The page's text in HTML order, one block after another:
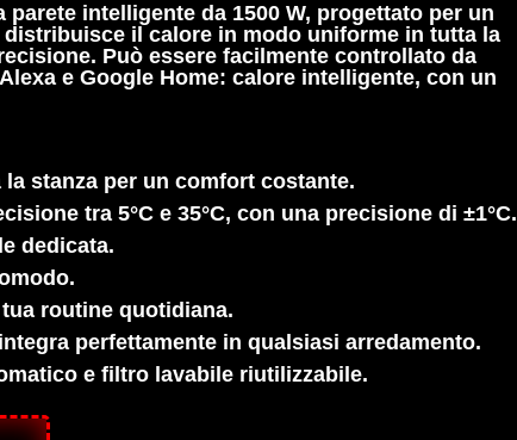
intelligente da 1500 W, progettato per un
il calore in modo uniforme in tutta la
Può essere facilmente controllato da
e Google Home: calore intelligente, con un
stanza per un comfort costante.
tra 5°C e 35°C, con una precisione di ±1°C.
dedicata.
routine quotidiana.
perfettamente in qualsiasi arredamento.
e filtro lavabile riutilizzabile.